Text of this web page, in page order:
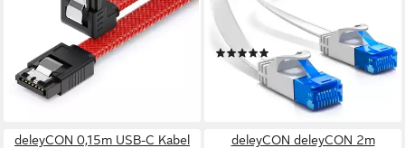
1 L-Stecker 90° Computer-
3,69 €
(12,30 €/ 1 m)
lieferbar - in 2-3 Werktagen bei dir
Netzwerkkabel LAN LAN-
Kabel
(4)
5,59 €
(0,37 €/ 1 m)
lieferbar - in 2-3 Werktagen bei dir
deleyCON 0,15m USB-C Kabel
deleyCON deleyCON 2m